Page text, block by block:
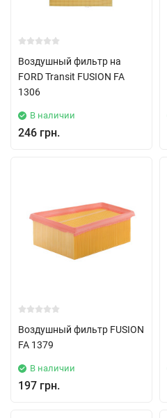
Воздушный фильтр на
FORD Transit FUSION FA
1306
В наличии
246 грн.
Воздушный фильтр FUSION
FA 1379
В наличии
197 грн.